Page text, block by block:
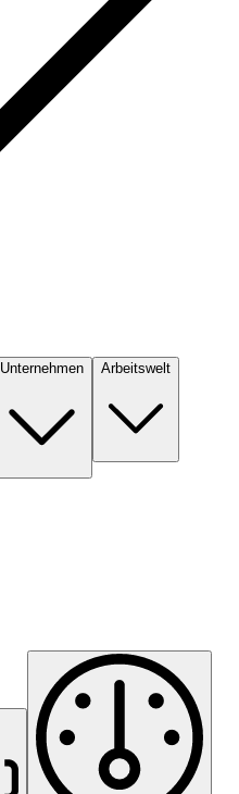
Unternehmen Arbeitswelt